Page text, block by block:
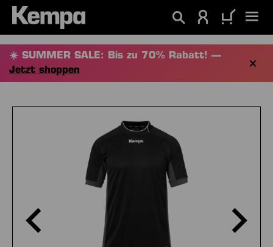
springen
☀️ SUMMER SALE: Bis zu 70% Rabatt! —
Jetzt shoppen